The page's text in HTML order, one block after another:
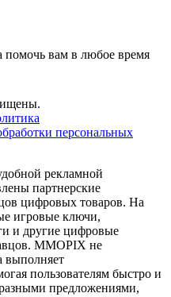
помочь вам в любое время
персональных
рекламной
партнерские
цифровых товаров. На
игровые ключи,
и другие цифровые
MMOPIX не
выполняет
пользователям быстро и
предложениями,